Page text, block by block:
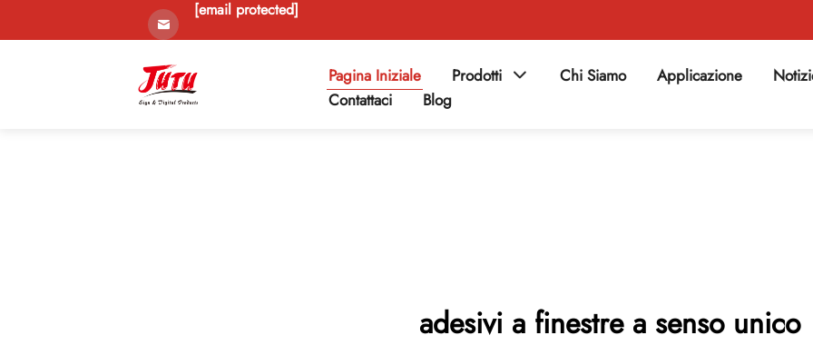
[email protected]
Pagina Iniziale Prodotti Chi Siamo Applicazione
Contattaci
Blog
adesivi a finestre a senso unico